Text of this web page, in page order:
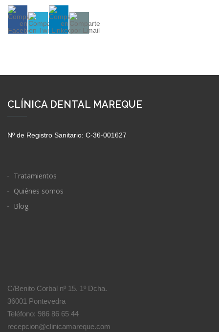
CLÍNICA DENTAL MAREQUE
Nº de Registro Sanitario: C-36-001627
Tratamientos
Quiénes somos
Blog
C/Benito Corbal nº 15. 1º Dcha.
36001 Pontevedra
Teléfono: 986 86 65 44
recepcion@clinicamareque.com